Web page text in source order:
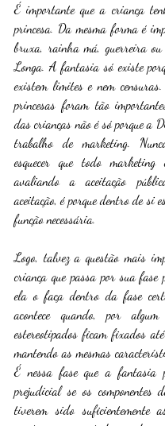
É importante que a criança
princesa. Da mesma forma é
bruxa, rainha má, guerreira
Longa. A fantasia só existe
existem limites e nem
princesas foram tão
das crianças não é só porque a
trabalho de marketing.
esquecer que todo marketing
avaliando a aceitação
aceitação, é porque dentro de si
função necessária.
Logo, talvez a questão mais
criança que passa por sua fase
ela o faça dentro da fase
acontece quando, por
estereotipados ficam fixados
mantendo as mesmas
É nessa fase que a fantasia
prejudicial se os componentes
tiverem sido suficientemente